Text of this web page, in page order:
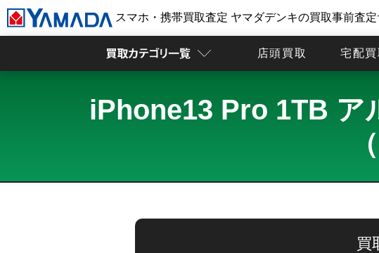
スマホ・携帯買取査定 ヤマダデンキの買取事前査定
店頭買取 宅配買
iPhone13 Pro 1TB ア
買